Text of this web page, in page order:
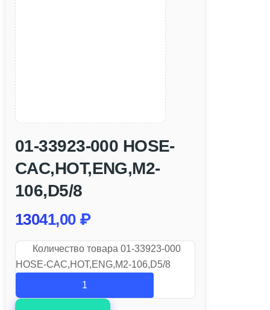
01-33923-000 HOSE-
CAC,HOT,ENG,M2-
106,D5/8
13041,00 ₽
Количество товара 01-33923-000
HOSE-CAC,HOT,ENG,M2-106,D5/8